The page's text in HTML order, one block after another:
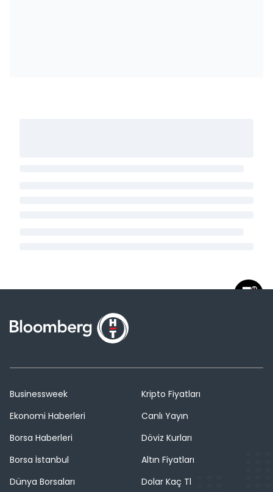
Businessweek
Ekonomi Haberleri
Borsa Haberleri
Borsa İstanbul
Dünya Borsaları
Kripto Fiyatları
Canlı Yayın
Döviz Kurları
Altın Fiyatları
Dolar Kaç Tl